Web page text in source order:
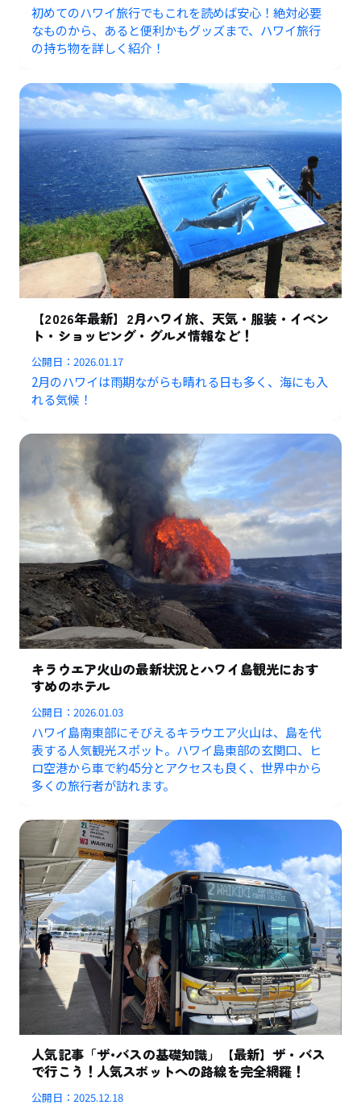
初めてのハワイ旅行でもこれを読めば安心！絶対必要
なものから、あると便利かもグッズまで、ハワイ旅行
の持ち物を詳しく紹介！
【2026年最新】2月ハワイ旅、天気・服装・イベン
ト・ショッピング・グルメ情報など！
公開日：2026.01.17
2月のハワイは雨期ながらも晴れる日も多く、海にも入
れる気候！
キラウエア火山の最新状況とハワイ島観光におす
すめのホテル
公開日：2026.01.03
ハワイ島南東部にそびえるキラウエア火山は、島を代
表する人気観光スポット。ハワイ島東部の玄関口、ヒ
ロ空港から車で約45分とアクセスも良く、世界中から
多くの旅行者が訪れます。
人気記事「ザ･バスの基礎知識」【最新】ザ・バス
で行こう！人気スポットへの路線を完全網羅！
公開日：2025.12.18